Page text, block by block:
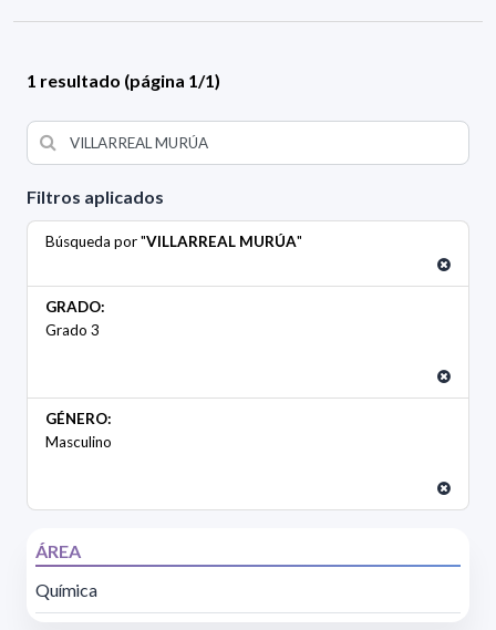
Filtros aplicados
Búsqueda por "VILLARREAL MURÚA"
GRADO:
Grado 3
GÉNERO:
Masculino
ÁREA
Química
1 resultado (página 1/1)